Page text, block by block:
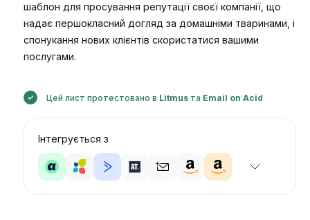
шаблон для просування репутації своєї компанії, що
надає першокласний догляд за домашніми тваринами, і
спонукання нових клієнтів скористатися вашими
послугами.
Цей лист протестовано в Litmusта Email on Acid
Інтегрується з